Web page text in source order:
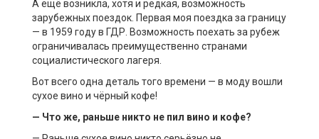
А ещё возникла, хотя и редкая, возможность
зарубежных поездок. Первая моя поездка за границу
— в 1959 году в ГДР. Возможность поехать за рубеж
ограничивалась преимущественно странами
социалистического лагеря.
Вот всего одна деталь того времени — в моду вошли
сухое вино и чёрный кофе!
— Что же, раньше никто не пил вино и кофе?